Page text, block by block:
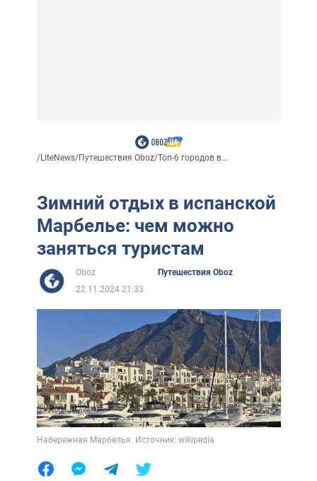
/LiteNews/Путешествия Oboz/Топ-6 городов в...
Зимний отдых в испанской
Марбелье: чем можно
заняться туристам
Oboz
Путешествия Oboz
22.11.2024 21:33
Набережная Марбелья. Источник: wikipedia